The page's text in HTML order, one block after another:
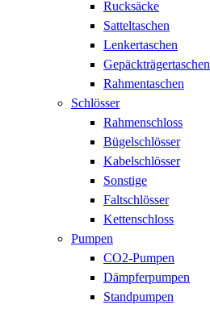
Rucksäcke
Satteltaschen
Lenkertaschen
Gepäckträgertaschen
Rahmentaschen
Schlösser
Rahmenschloss
Bügelschlösser
Kabelschlösser
Sonstige
Faltschlösser
Kettenschloss
Pumpen
CO2-Pumpen
Dämpferpumpen
Standpumpen